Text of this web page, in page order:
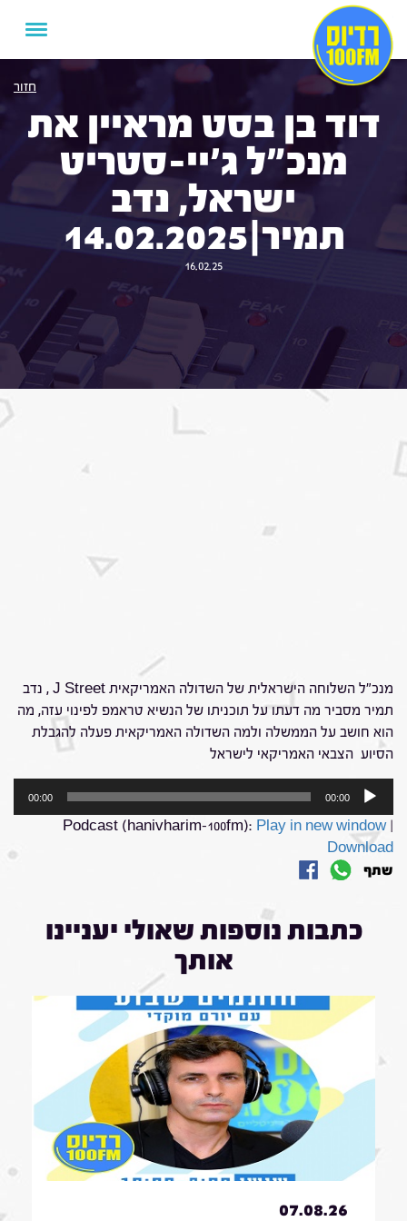
חזור
דוד בן בסט מראיין את
מנכ"ל ג'יי-סטריט
ישראל, נדב
תמיר|14.02.2025
16.02.25
מנכ"ל השלוחה הישראלית של השדולה האמריקאית J Street , נדב
תמיר מסביר מה דעתו על תוכניתו של הנשיא טראמפ לפינוי עזה, מה
הוא חושב על הממשלה ולמה השדולה האמריקאית פעלה להגבלת
הסיוע הצבאי האמריקאי לישראל
00:00
00:00
Podcast (hanivharim-100fm): Play in new window|
Download
שתף
כתבות נוספות שאולי יעניינו
אותך
07.08.26